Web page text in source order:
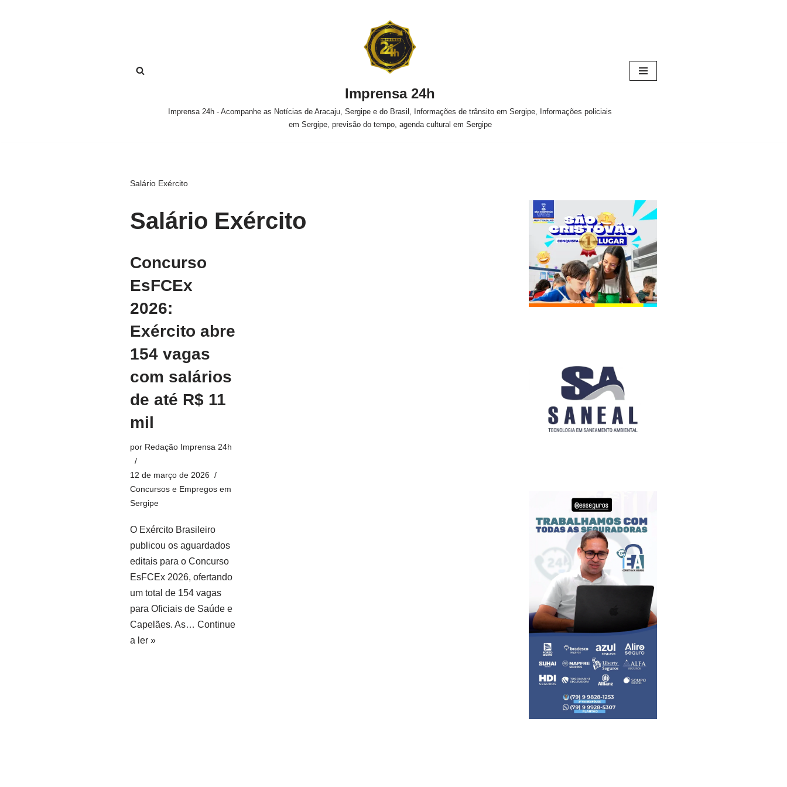
Imprensa 24h
Imprensa 24h - Acompanhe as Notícias de Aracaju, Sergipe e do Brasil, Informações de trânsito em Sergipe, Informações policiais
em Sergipe, previsão do tempo, agenda cultural em Sergipe
Salário Exército
Salário Exército
Concurso
EsFCEx
2026:
Exército abre
154 vagas
com salários
de até R$ 11
mil
por Redação Imprensa 24h
12 de março de 2026
Concursos e Empregos em
Sergipe
O Exército Brasileiro
publicou os aguardados
editais para o Concurso
EsFCEx 2026, ofertando
um total de 154 vagas
para Oficiais de Saúde e
Capelães. As… Continue
a ler »